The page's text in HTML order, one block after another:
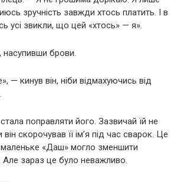
зручність завжди хтось платить. І в
усі звикли, що цей «хтось» — я».
насупивши брови.
— кинув він, ніби відмахуючись від
поправляти його. Зазвичай їй не
скорочував її ім’я під час сварок. Це
маленьке «Даш» могло зменшити
Але зараз це було неважливо.